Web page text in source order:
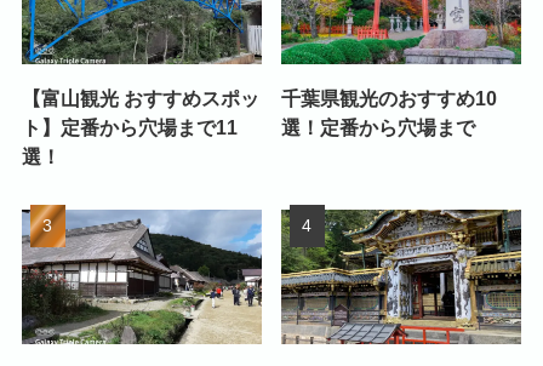
【富山観光 おすすめスポッ
ト】定番から穴場まで11
選！
千葉県観光のおすすめ10
選！定番から穴場まで